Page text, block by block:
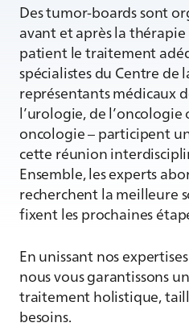
Des tumor-boards sont
avant et après la
patient le traitement
spécialistes du Centre de
représentants médicaux
l’urologie, de
oncologie – participent
cette réunion
Ensemble, les experts
recherchent la meilleure
fixent les prochaines
En unissant nos
nous vous garantissons
traitement holistique,
besoins.